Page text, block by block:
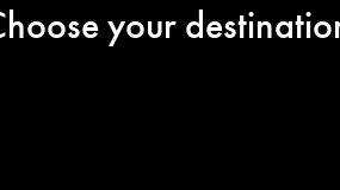
your